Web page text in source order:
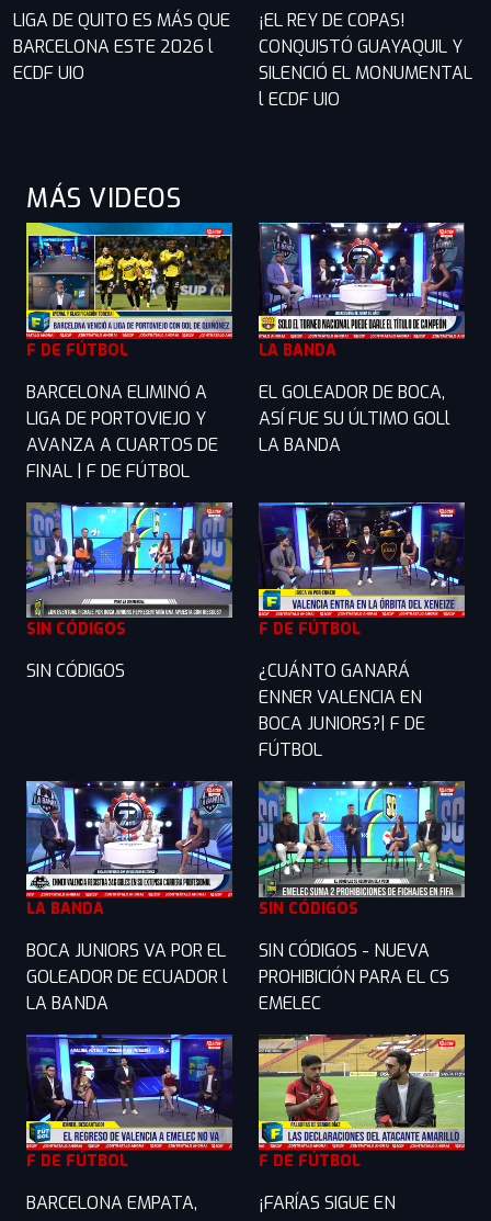
LIGA DE QUITO ES MÁS QUE
BARCELONA ESTE 2026 l
ECDF UIO
¡EL REY DE COPAS!
CONQUISTÓ GUAYAQUIL Y
SILENCIÓ EL MONUMENTAL
l ECDF UIO
MÁS VIDEOS
F DE FÚTBOL
BARCELONA ELIMINÓ A
LIGA DE PORTOVIEJO Y
AVANZA A CUARTOS DE
FINAL | F DE FÚTBOL
LA BANDA
EL GOLEADOR DE BOCA,
ASÍ FUE SU ÚLTIMO GOLl
LA BANDA
SIN CÓDIGOS
SIN CÓDIGOS
F DE FÚTBOL
¿CUÁNTO GANARÁ
ENNER VALENCIA EN
BOCA JUNIORS?| F DE
FÚTBOL
LA BANDA
BOCA JUNIORS VA POR EL
GOLEADOR DE ECUADOR l
LA BANDA
SIN CÓDIGOS
SIN CÓDIGOS - NUEVA
PROHIBICIÓN PARA EL CS
EMELEC
F DE FÚTBOL
BARCELONA EMPATA,
F DE FÚTBOL
¡FARÍAS SIGUE EN